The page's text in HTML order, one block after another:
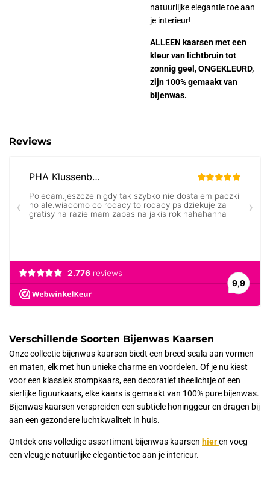
natuurlijke elegantie toe aan
je interieur!
ALLEEN kaarsen met een
kleur van lichtbruin tot
zonnig geel, ONGEKLEURD,
zijn 100% gemaakt van
bijenwas.
Reviews
Verschillende Soorten Bijenwas Kaarsen
Onze collectie bijenwas kaarsen biedt een breed scala aan vormen
en maten, elk met hun unieke charme en voordelen. Of je nu kiest
voor een klassiek stompkaars, een decoratief theelichtje of een
sierlijke figuurkaars, elke kaars is gemaakt van 100% pure bijenwas.
Bijenwas kaarsen verspreiden een subtiele honinggeur en dragen bij
aan een gezondere luchtkwaliteit in huis.
Ontdek ons volledige assortiment bijenwas kaarsen hieren voeg
een vleugje natuurlijke elegantie toe aan je interieur.